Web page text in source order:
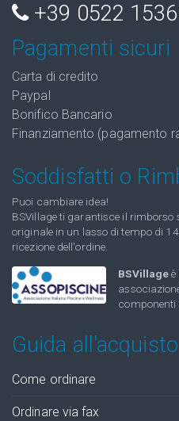
+39 0522
Pagamenti sicuri
Carta di credito
Paypal
Bonifico Bancario
Finanziamento (pagamento
Soddisfatti o
Puoi cambiare idea!
BSVillage ti garantisce il
originale in un lasso di tempo di
ricezione dell'ordine.
BSVillageè
componenti
Guida all'acquisto
Come ordinare
Ordinare via fax